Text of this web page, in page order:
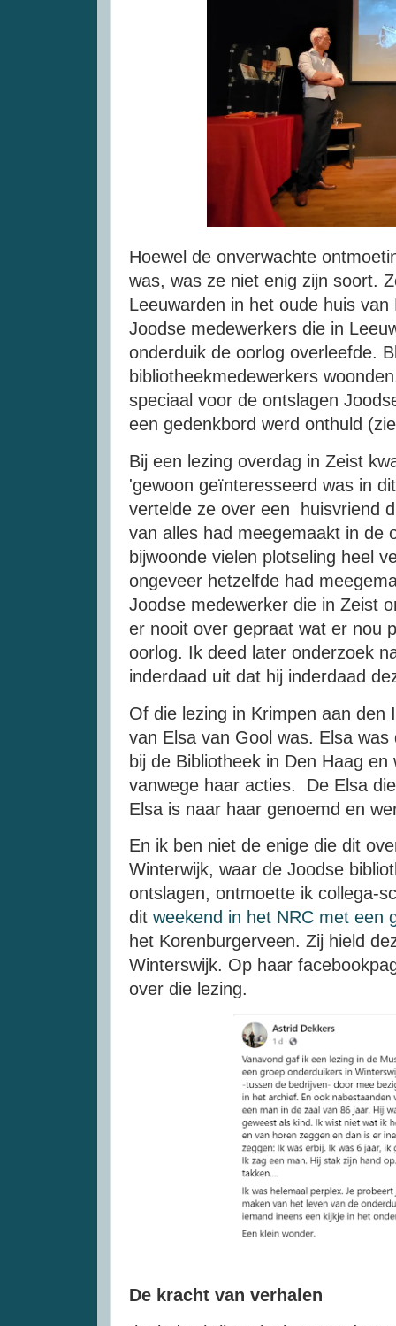
Hoewel de onverwachte
was, was ze niet enig zijn soort.
Leeuwarden in het oude huis
Joodse medewerkers die in
onderduik de oorlog overleefde.
bibliotheekmedewerkers
speciaal voor de ontslagen
een gedenkbord werd onthuld
Bij een lezing overdag in Zeist
'gewoon geïnteresseerd was in
vertelde ze over een huisvriend
van alles had meegemaakt in de
bijwoonde vielen plotseling heel
ongeveer hetzelfde had
Joodse medewerker die in Zeist
er nooit over gepraat wat er nou
oorlog. Ik deed later onderzoek
inderdaad uit dat hij inderdaad
Of die lezing in Krimpen aan den
van Elsa van Gool was. Elsa
bij de Bibliotheek in Den Haag
vanwege haar acties. De Elsa
Elsa is naar haar genoemd en
En ik ben niet de enige die dit
Winterwijk, waar de Joodse
ontslagen, ontmoette ik collega-
dit weekend in het NRC met een
het Korenburgerveen. Zij hield
Winterswijk. Op haar
over die lezing.
De kracht van verhalen